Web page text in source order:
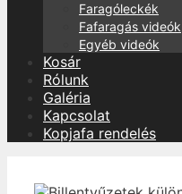
Faragóleckék
Fafaragás videók
Egyéb videók
Kosár
Rólunk
Galéria
Kapcsolat
Kopjafa rendelés